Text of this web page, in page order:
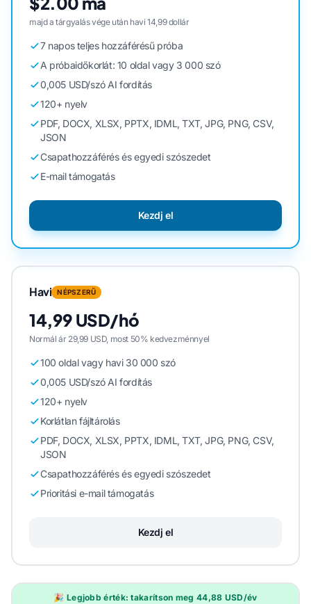
majd a tárgyalás vége után havi 14,99 dollár
7 napos teljes hozzáférésű próba
A próbaidőkorlát: 10 oldal vagy 3 000 szó
0,005 USD/szó AI fordítás
120+ nyelv
PDF, DOCX, XLSX, PPTX, IDML, TXT, JPG, PNG, CSV,
JSON
Csapathozzáférés és egyedi szószedet
E-mail támogatás
Kezdj el
Havi NÉPSZERŰ
14,99 USD/hó
Normál ár 29,99 USD, most 50% kedvezménnyel
100 oldal vagy havi 30 000 szó
0,005 USD/szó AI fordítás
120+ nyelv
Korlátlan fájltárolás
PDF, DOCX, XLSX, PPTX, IDML, TXT, JPG, PNG, CSV,
JSON
Csapathozzáférés és egyedi szószedet
Prioritási e-mail támogatás
Kezdj el
🎉 Legjobb érték: takarítson meg 44,88 USD/év